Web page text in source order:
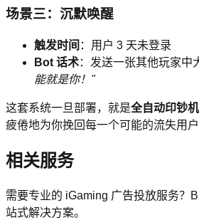
场景三：沉默唤醒
触发时间 ：用户 3 天未登录
Bot 话术：发送一张其他玩家中
能就是你！"
这套系统一旦部署，就是全自动印钞机
疲倦地为你挽回每一个可能的流失用户
相关服务
需要专业的 iGaming 广告投放服务？
站式解决方案。